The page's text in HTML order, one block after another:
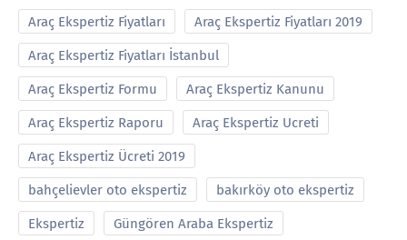
Araç Ekspertiz Fiyatları Araç Ekspertiz Fiyatları 2019
Araç Ekspertiz Fiyatları İstanbul
Araç Ekspertiz Formu Araç Ekspertiz Kanunu
Araç Ekspertiz Raporu Araç Ekspertiz Ucreti
Araç Ekspertiz Ücreti 2019
bahçelievler oto ekspertiz bakırköy oto ekspertiz
Ekspertiz Güngören Araba Ekspertiz